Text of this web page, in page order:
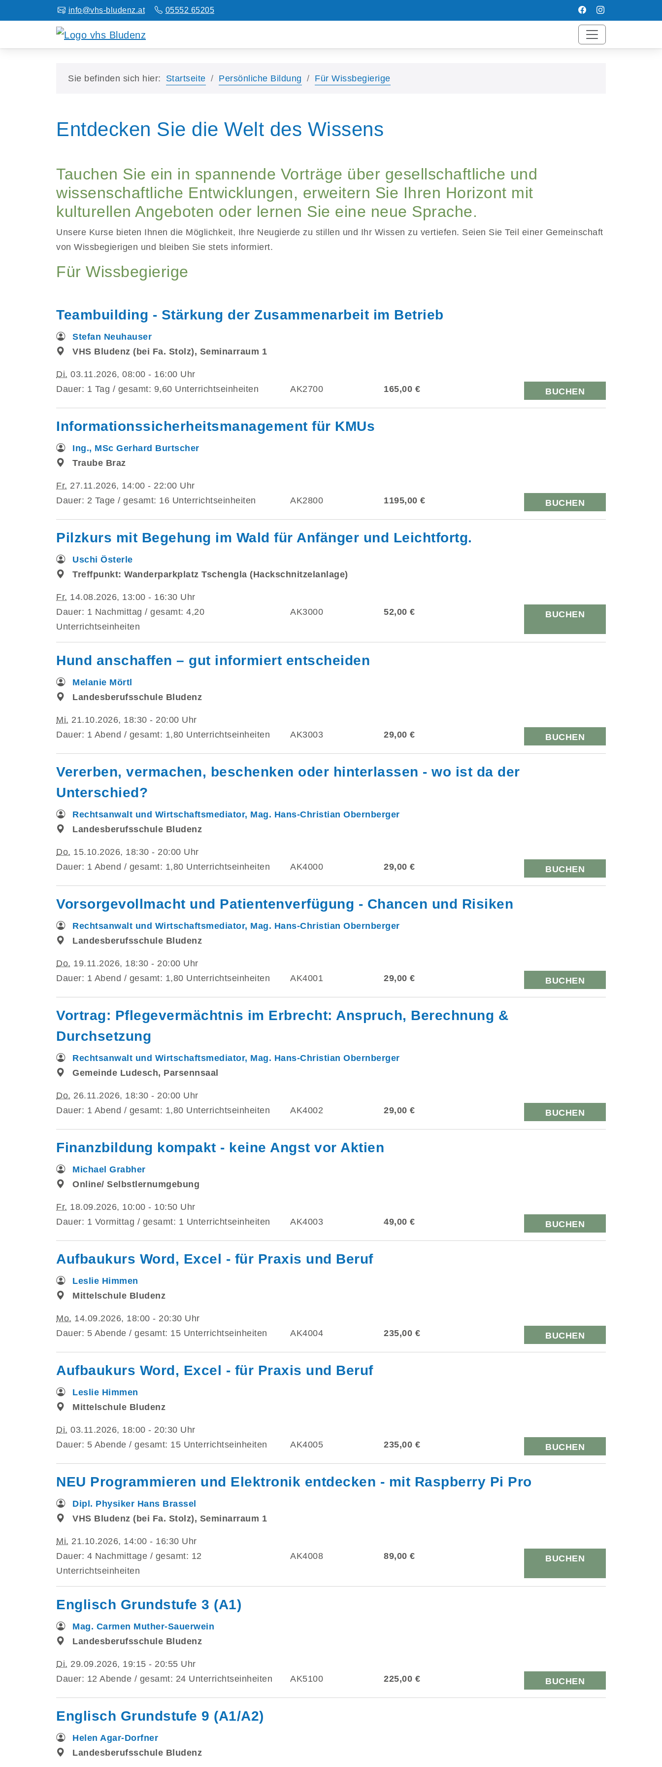
info@vhs-bludenz.at 05552 65205
Sie befinden sich hier: Startseite Persönliche Bildung Für Wissbegierige
Entdecken Sie die Welt des Wissens
Tauchen Sie ein in spannende Vorträge über gesellschaftliche und
wissenschaftliche Entwicklungen, erweitern Sie Ihren Horizont mit
kulturellen Angeboten oder lernen Sie eine neue Sprache.
Unsere Kurse bieten Ihnen die Möglichkeit, Ihre Neugierde zu stillen und Ihr Wissen zu vertiefen. Seien Sie Teil einer Gemeinschaft
von Wissbegierigen und bleiben Sie stets informiert.
Für Wissbegierige
Teambuilding - Stärkung der Zusammenarbeit im Betrieb
Stefan Neuhauser
VHS Bludenz (bei Fa. Stolz), Seminarraum 1
Di. 03.11.2026, 08:00 - 16:00 Uhr
Dauer: 1 Tag / gesamt: 9,60 Unterrichtseinheiten
AK2700 165,00 € BUCHEN
Informationssicherheitsmanagement für KMUs
Ing., MSc Gerhard Burtscher
Traube Braz
Fr. 27.11.2026, 14:00 - 22:00 Uhr
Dauer: 2 Tage / gesamt: 16 Unterrichtseinheiten
AK2800 1195,00 € BUCHEN
Pilzkurs mit Begehung im Wald für Anfänger und Leichtfortg.
Uschi Österle
Treffpunkt: Wanderparkplatz Tschengla (Hackschnitzelanlage)
Fr. 14.08.2026, 13:00 - 16:30 Uhr
Dauer: 1 Nachmittag / gesamt: 4,20
Unterrichtseinheiten
AK3000 52,00 € BUCHEN
Hund anschaffen – gut informiert entscheiden
Melanie Mörtl
Landesberufsschule Bludenz
Mi. 21.10.2026, 18:30 - 20:00 Uhr
Dauer: 1 Abend / gesamt: 1,80 Unterrichtseinheiten
AK3003 29,00 € BUCHEN
Vererben, vermachen, beschenken oder hinterlassen - wo ist da der
Unterschied?
Rechtsanwalt und Wirtschaftsmediator, Mag. Hans-Christian Obernberger
Landesberufsschule Bludenz
Do. 15.10.2026, 18:30 - 20:00 Uhr
Dauer: 1 Abend / gesamt: 1,80 Unterrichtseinheiten
AK4000 29,00 € BUCHEN
Vorsorgevollmacht und Patientenverfügung - Chancen und Risiken
Rechtsanwalt und Wirtschaftsmediator, Mag. Hans-Christian Obernberger
Landesberufsschule Bludenz
Do. 19.11.2026, 18:30 - 20:00 Uhr
Dauer: 1 Abend / gesamt: 1,80 Unterrichtseinheiten
AK4001 29,00 € BUCHEN
Vortrag: Pflegevermächtnis im Erbrecht: Anspruch, Berechnung &
Durchsetzung
Rechtsanwalt und Wirtschaftsmediator, Mag. Hans-Christian Obernberger
Gemeinde Ludesch, Parsennsaal
Do. 26.11.2026, 18:30 - 20:00 Uhr
Dauer: 1 Abend / gesamt: 1,80 Unterrichtseinheiten
AK4002 29,00 € BUCHEN
Finanzbildung kompakt - keine Angst vor Aktien
Michael Grabher
Online/ Selbstlernumgebung
Fr. 18.09.2026, 10:00 - 10:50 Uhr
Dauer: 1 Vormittag / gesamt: 1 Unterrichtseinheiten
AK4003 49,00 € BUCHEN
Aufbaukurs Word, Excel - für Praxis und Beruf
Leslie Himmen
Mittelschule Bludenz
Mo. 14.09.2026, 18:00 - 20:30 Uhr
Dauer: 5 Abende / gesamt: 15 Unterrichtseinheiten
AK4004 235,00 € BUCHEN
Aufbaukurs Word, Excel - für Praxis und Beruf
Leslie Himmen
Mittelschule Bludenz
Di. 03.11.2026, 18:00 - 20:30 Uhr
Dauer: 5 Abende / gesamt: 15 Unterrichtseinheiten
AK4005 235,00 € BUCHEN
NEU Programmieren und Elektronik entdecken - mit Raspberry Pi Pro
Dipl. Physiker Hans Brassel
VHS Bludenz (bei Fa. Stolz), Seminarraum 1
Mi. 21.10.2026, 14:00 - 16:30 Uhr
Dauer: 4 Nachmittage / gesamt: 12
Unterrichtseinheiten
AK4008 89,00 € BUCHEN
Englisch Grundstufe 3 (A1)
Mag. Carmen Muther-Sauerwein
Landesberufsschule Bludenz
Di. 29.09.2026, 19:15 - 20:55 Uhr
Dauer: 12 Abende / gesamt: 24 Unterrichtseinheiten
AK5100 225,00 € BUCHEN
Englisch Grundstufe 9 (A1/A2)
Helen Agar-Dorfner
Landesberufsschule Bludenz